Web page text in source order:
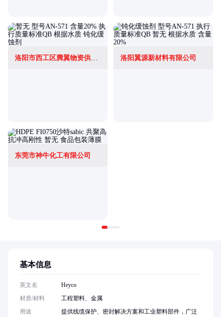
洛阳市西工区腾翼物资供应站 洛阳翼源新材料有限公司
东莞市神牛化工有限公司
基本信息
英文名
Heyco
材质/材料
工程塑料、金属
用途
提供线缆保护、密封解决方案和工业塑料部件，广泛